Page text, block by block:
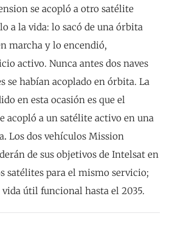
se acopló a otro satélite
a la vida: lo sacó de una órbita
marcha y lo encendió,
activo. Nunca antes dos naves
se habían acoplado en órbita. La
en esta ocasión es que el
acopló a un satélite activo en una
. Los dos vehículos Mission
de sus objetivos de Intelsat en
satélites para el mismo servicio;
útil funcional hasta el 2035.